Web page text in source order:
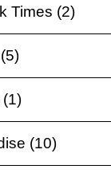
Times (2)
)
(1)
(10)